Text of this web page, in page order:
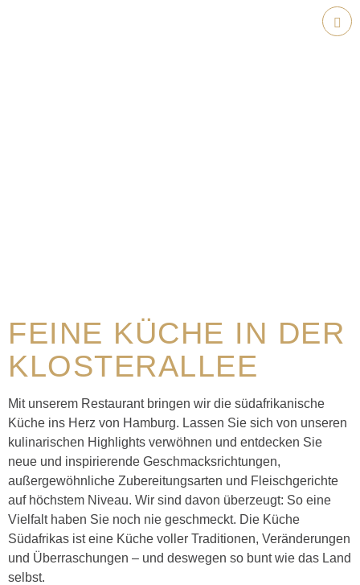
FEINE KÜCHE IN DER
KLOSTERALLEE
Mit unserem Restaurant bringen wir die südafrikanische
Küche ins Herz von Hamburg. Lassen Sie sich von unseren
kulinarischen Highlights verwöhnen und entdecken Sie
neue und inspirierende Geschmacksrichtungen,
außergewöhnliche Zubereitungsarten und Fleischgerichte
auf höchstem Niveau. Wir sind davon überzeugt: So eine
Vielfalt haben Sie noch nie geschmeckt. Die Küche
Südafrikas ist eine Küche voller Traditionen, Veränderungen
und Überraschungen – und deswegen so bunt wie das Land
selbst.